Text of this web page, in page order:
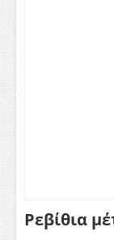
Ρεβίθια